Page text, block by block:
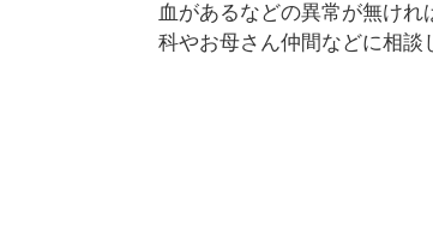
血があるなどの異常が無け
科やお母さん仲間などに相談